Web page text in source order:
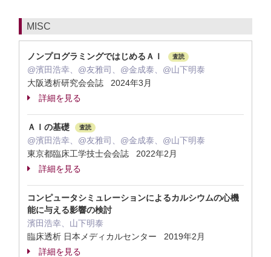
MISC
ノンプログラミングではじめるＡＩ 査読
@濱田浩幸、@友雅司、@金成泰、@山下明泰
大阪透析研究会会誌 2024年3月
詳細を見る
ＡＩの基礎 査読
@濱田浩幸、@友雅司、@金成泰、@山下明泰
東京都臨床工学技士会会誌 2022年2月
詳細を見る
コンピュータシミュレーションによるカルシウムの心機
能に与える影響の検討
濱田浩幸、山下明泰
臨床透析 日本メディカルセンター 2019年2月
詳細を見る